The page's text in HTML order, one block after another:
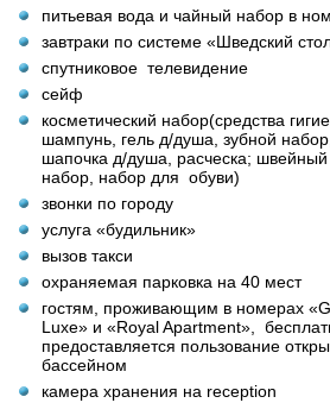
питьевая вода и чайный набор в
завтраки по системе «Шведский
спутниковое телевидение
сейф
косметический набор(средства
шампунь, гель д/душа, зубной
шапочка д/душа, расческа; швейный
набор, набор для обуви)
звонки по городу
услуга «будильник»
вызов такси
охраняемая парковка на 40 мест
гостям, проживающим в номерах
Luxe» и «Royal Apartment»,
предоставляется пользование
бассейном
камера хранения на reception